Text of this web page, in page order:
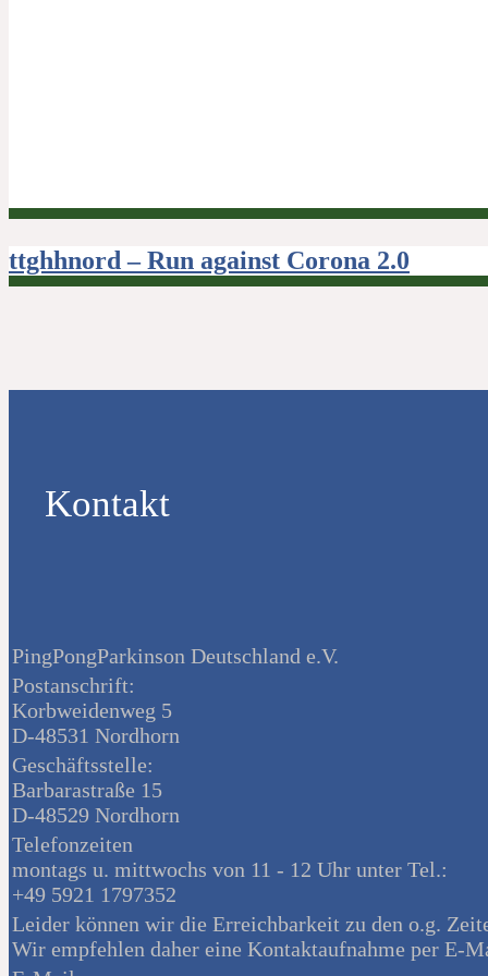
Beitragsnavigation
ttghhnord – Run against Corona 2.0
Kontakt
PingPongParkinson Deutschland e.V.
Postanschrift:
Korbweidenweg 5
D-48531 Nordhorn
Geschäftsstelle:
Barbarastraße 15
D-48529 Nordhorn
Telefonzeiten
montags u. mittwochs von 11 - 12 Uhr unter Tel.:
+49 5921 1797352
Leider können wir die Erreichbarkeit zu den o.g.
Wir empfehlen daher eine Kontaktaufnahme per E-